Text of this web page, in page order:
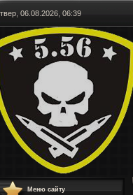
06.08.2026, 06:39
Меню сайту